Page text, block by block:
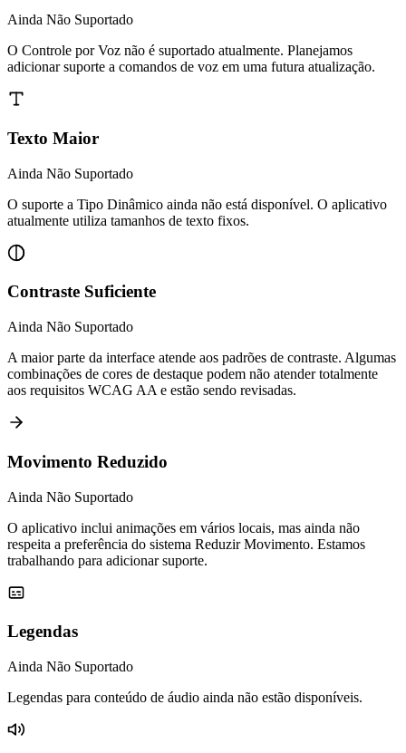
Ainda Não Suportado
O Controle por Voz não é suportado atualmente. Planejamos
adicionar suporte a comandos de voz em uma futura atualização.
Texto Maior
Ainda Não Suportado
O suporte a Tipo Dinâmico ainda não está disponível. O aplicativo
atualmente utiliza tamanhos de texto fixos.
Contraste Suficiente
Ainda Não Suportado
A maior parte da interface atende aos padrões de contraste. Algumas
combinações de cores de destaque podem não atender totalmente
aos requisitos WCAG AA e estão sendo revisadas.
Movimento Reduzido
Ainda Não Suportado
O aplicativo inclui animações em vários locais, mas ainda não
respeita a preferência do sistema Reduzir Movimento. Estamos
trabalhando para adicionar suporte.
Legendas
Ainda Não Suportado
Legendas para conteúdo de áudio ainda não estão disponíveis.